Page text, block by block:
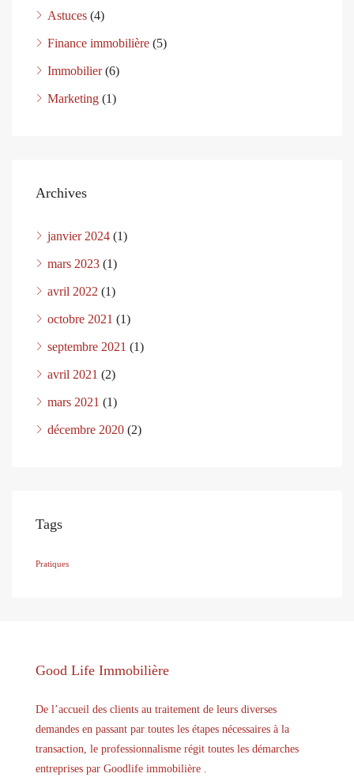
Astuces (4)
Finance immobilière (5)
Immobilier(6)
Marketing (1)
Archives
janvier 2024 (1)
mars 2023 (1)
avril 2022 (1)
octobre 2021 (1)
septembre 2021 (1)
avril 2021 (2)
mars 2021 (1)
décembre 2020 (2)
Tags
Pratiques
Good Life Immobilière
De l’accueil des clients au traitement de leurs diverses
demandes en passant par toutes les étapes nécessaires à la
transaction, le professionnalisme régit toutes les démarches
entreprises par Goodlife immobilière .